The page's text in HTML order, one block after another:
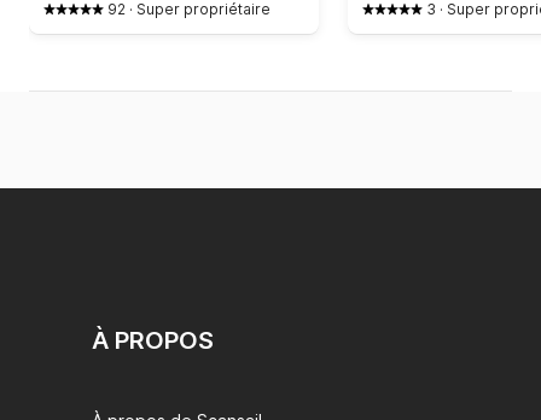
92 · Super propriétaire 3 · Super
À PROPOS